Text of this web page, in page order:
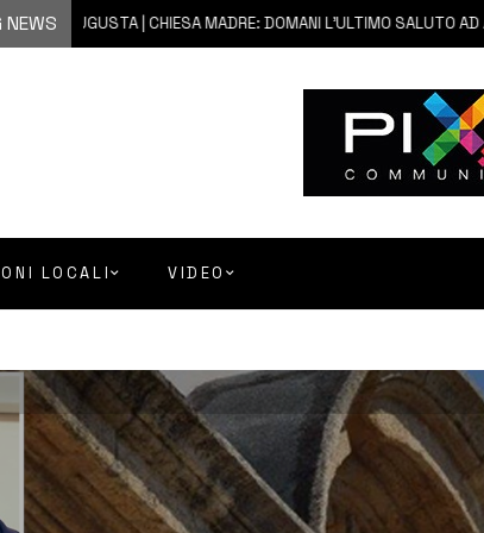
NEWS
AUGUSTA | CHIESA MADRE: DOMANI L’ULTIMO SALUTO AD
LOCALI VIDEO